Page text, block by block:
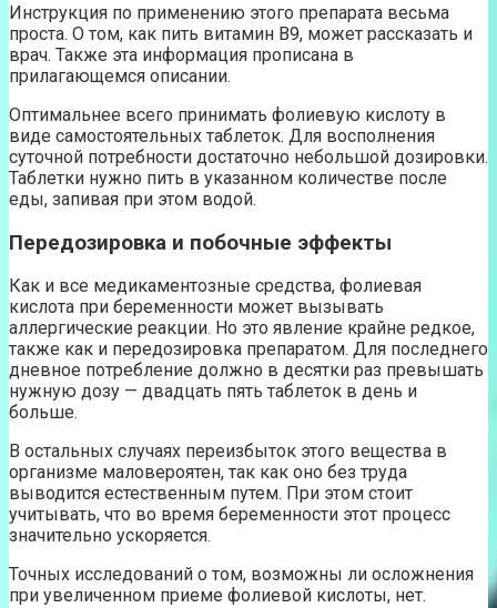
Инструкция по применению этого препарата весьма
проста. О том, как пить витамин В9, может рассказать и
врач. Также эта информация прописана в
прилагающемся описании.
Оптимальнее всего принимать фолиевую кислоту в
виде самостоятельных таблеток. Для восполнения
суточной потребности достаточно небольшой дозировки.
Таблетки нужно пить в указанном количестве после
еды, запивая при этом водой.
Передозировка и побочные эффекты
Как и все медикаментозные средства, фолиевая
кислота при беременности может вызывать
аллергические реакции. Но это явление крайне редкое,
также как и передозировка препаратом. Для последнего
дневное потребление должно в десятки раз превышать
нужную дозу — двадцать пять таблеток в день и
больше.
В остальных случаях переизбыток этого вещества в
организме маловероятен, так как оно без труда
выводится естественным путем. При этом стоит
учитывать, что во время беременности этот процесс
значительно ускоряется.
Точных исследований о том, возможны ли осложнения
при увеличенном приеме фолиевой кислоты, нет.